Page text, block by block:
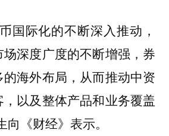
国际化的不断深入推动，
深度广度的不断增强，券
海外布局，从而推动中资
以及整体产品和业务覆盖
向《财经》表示。